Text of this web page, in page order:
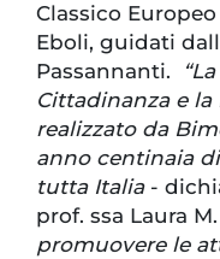
Classico Europeo
Eboli, guidati
Passannanti.
Cittadinanza e
realizzato da
anno centinaia
tutta Italia-
prof. ssa Laura
promuovere le